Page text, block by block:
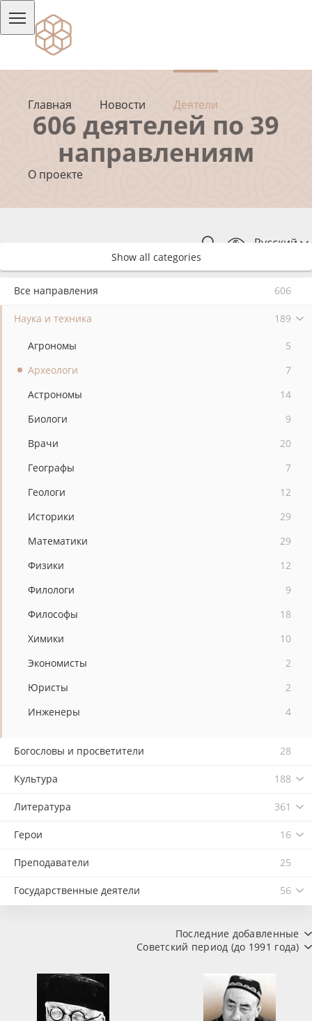
Главная Новости Деятели
О проекте
Русский
606 деятелей по 39
направлениям
Show all categories
Все направления 606
Наука и техника 189
Агрономы
5
Археологи
7
Астрономы
14
Биологи
9
Врачи
20
Географы
7
Геологи
12
Историки
29
Математики
29
Физики
12
Филологи
9
Философы
18
Химики
10
Экономисты
2
Юристы
2
Инженеры
4
Богословы и просветители 28
Культура 188
Литература 361
Герои 16
Преподаватели 25
Государственные деятели 56
Последние добавленные
Советский период (до 1991 года)